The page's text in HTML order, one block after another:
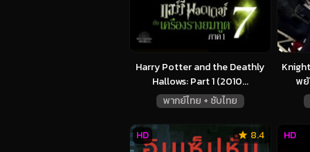
Harry Potter and the Deathly
Hallows: Part 1 (2010...
พากย์ไทย + ซับไทย
พยั
8.4
HD HD